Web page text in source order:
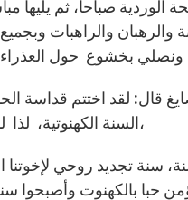
الوردية صباحا، ثم
والرهبان والراهبات
قال: لقد اختتم قداسة
السنة الكهنوتية، لذا لنطلب نعمة الكهنوت في الكنيسة وفي الأسرة المسيحية،
سنة تجديد روحي